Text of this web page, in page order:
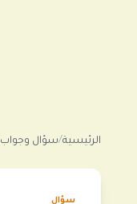
الرئيسية/سؤال وجواب
سؤال